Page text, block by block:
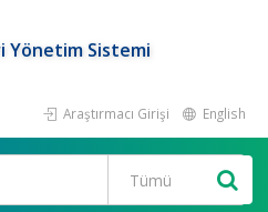
Yönetim Sistemi
Araştırmacı Girişi English